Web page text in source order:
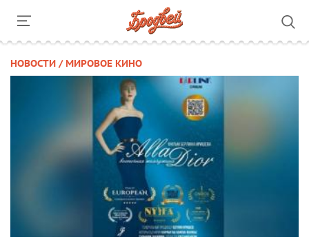
НОВОСТИ / МИРОВОЕ КИНО